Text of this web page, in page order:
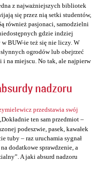
z najważniejszych bibliotek
się przez nią setki studentów,
również pasjonaci, samodzielni
gdzie indziej
BUW-ie też się nie liczy. W
ogrodów lub obejrzeć
i na miejscu. No tak, ale najpierw
nadzoru
przedstawia swój
ten sam przedmiot –
podeszwie, pasek, kawałek
tuby – raz uruchamia sygnał
dodatkowe sprawdzenie, a
A jaki absurd nadzoru